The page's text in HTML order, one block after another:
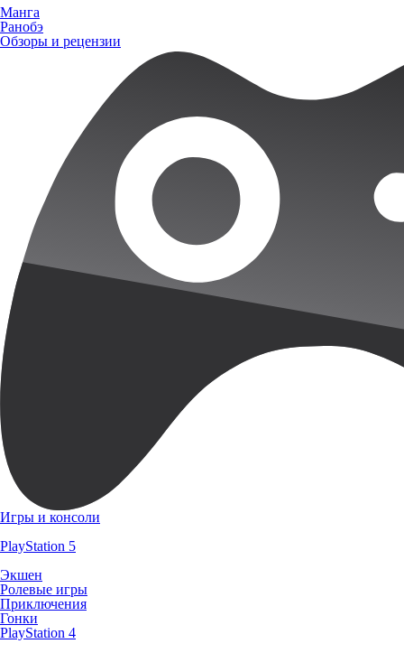
Манга
Ранобэ
Обзоры и рецензии
Игры и консоли
PlayStation 5
Экшен
Ролевые игры
Приключения
Гонки
PlayStation 4